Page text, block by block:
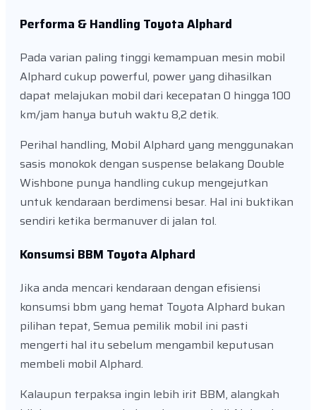
Performa & Handling Toyota Alphard
Pada varian paling tinggi kemampuan mesin mobil
Alphard cukup powerful, power yang dihasilkan
dapat melajukan mobil dari kecepatan 0 hingga 100
km/jam hanya butuh waktu 8,2 detik.
Perihal handling, Mobil Alphard yang menggunakan
sasis monokok dengan suspense belakang Double
Wishbone punya handling cukup mengejutkan
untuk kendaraan berdimensi besar. Hal ini buktikan
sendiri ketika bermanuver di jalan tol.
Konsumsi BBM Toyota Alphard
Jika anda mencari kendaraan dengan efisiensi
konsumsi bbm yang hemat Toyota Alphard bukan
pilihan tepat, Semua pemilik mobil ini pasti
mengerti hal itu sebelum mengambil keputusan
membeli mobil Alphard.
Kalaupun terpaksa ingin lebih irit BBM, alangkah